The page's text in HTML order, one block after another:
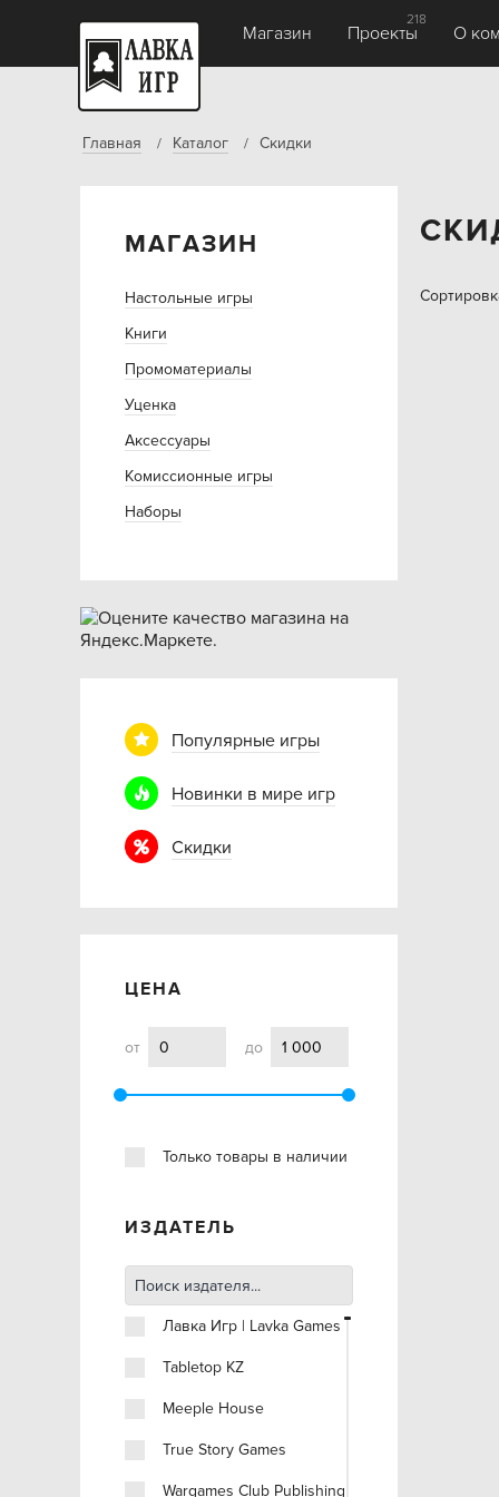
Магазин Проекты
218
О
Главная Каталог Скидки
МАГАЗИН
Настольные игры
Книги
Промоматериалы
Уценка
Аксессуары
Комиссионные игры
Наборы
Популярные игры
Новинки в мире игр
Скидки
ЦЕНА
от до
Только товары в наличии
ИЗДАТЕЛЬ
Лавка Игр | Lavka Games
Tabletop KZ
Meeple House
True Story Games
Wargames Club Publishing